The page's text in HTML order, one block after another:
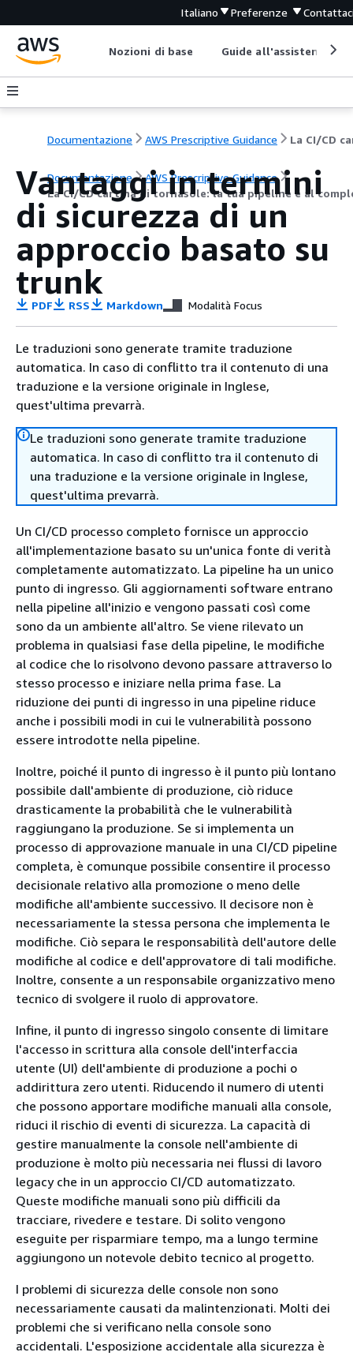
Italiano Preferenze
Nozioni di base Guide all'assistenza
Documentazione AWS Prescriptive Guidance
Documentazione
AWS Prescriptive Guidance
La CI/CD cartina di tornasole: la tua pipeline è al
Vantaggi in termini
di sicurezza di un
approccio basato su
trunk
PDF RSS Markdown Modalità Focus
Le traduzioni sono generate tramite traduzione
automatica. In caso di conflitto tra il contenuto di una
traduzione e la versione originale in Inglese,
quest'ultima prevarrà.
Le traduzioni sono generate tramite traduzione
automatica. In caso di conflitto tra il contenuto di
una traduzione e la versione originale in Inglese,
quest'ultima prevarrà.
Un CI/CD processo completo fornisce un approccio
all'implementazione basato su un'unica fonte di verità
completamente automatizzato. La pipeline ha un unico
punto di ingresso. Gli aggiornamenti software entrano
nella pipeline all'inizio e vengono passati così come
sono da un ambiente all'altro. Se viene rilevato un
problema in qualsiasi fase della pipeline, le modifiche
al codice che lo risolvono devono passare attraverso lo
stesso processo e iniziare nella prima fase. La
riduzione dei punti di ingresso in una pipeline riduce
anche i possibili modi in cui le vulnerabilità possono
essere introdotte nella pipeline.
Inoltre, poiché il punto di ingresso è il punto più lontano
possibile dall'ambiente di produzione, ciò riduce
drasticamente la probabilità che le vulnerabilità
raggiungano la produzione. Se si implementa un
processo di approvazione manuale in una CI/CD pipeline
completa, è comunque possibile consentire il processo
decisionale relativo alla promozione o meno delle
modifiche all'ambiente successivo. Il decisore non è
necessariamente la stessa persona che implementa le
modifiche. Ciò separa le responsabilità dell'autore delle
modifiche al codice e dell'approvatore di tali modifiche.
Inoltre, consente a un responsabile organizzativo meno
tecnico di svolgere il ruolo di approvatore.
Infine, il punto di ingresso singolo consente di limitare
l'accesso in scrittura alla console dell'interfaccia
utente (UI) dell'ambiente di produzione a pochi o
addirittura zero utenti. Riducendo il numero di utenti
che possono apportare modifiche manuali alla console,
riduci il rischio di eventi di sicurezza. La capacità di
gestire manualmente la console nell'ambiente di
produzione è molto più necessaria nei flussi di lavoro
legacy che in un approccio CI/CD automatizzato.
Queste modifiche manuali sono più difficili da
tracciare, rivedere e testare. Di solito vengono
eseguite per risparmiare tempo, ma a lungo termine
aggiungono un notevole debito tecnico al progetto.
I problemi di sicurezza delle console non sono
necessariamente causati da malintenzionati. Molti dei
problemi che si verificano nella console sono
accidentali. L'esposizione accidentale alla sicurezza è